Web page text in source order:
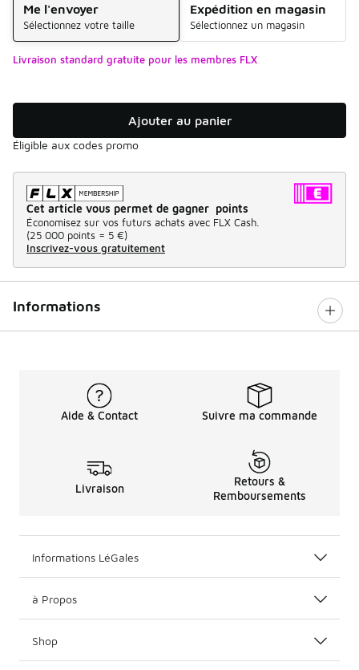
Me l'envoyer
Sélectionnez votre taille
Expédition en magasin
Sélectionnez un magasin
Livraison standard gratuite pour les membres FLX
Ajouter au panier
Éligible aux codes promo
Cet article vous permet de gagner points
Économisez sur vos futurs achats avec FLX Cash.
(25 000 points = 5 €)
Inscrivez-vous gratuitement
Informations
Aide & Contact Suivre ma commande
Livraison
Retours &
Remboursements
Informations LéGales
à Propos
Shop